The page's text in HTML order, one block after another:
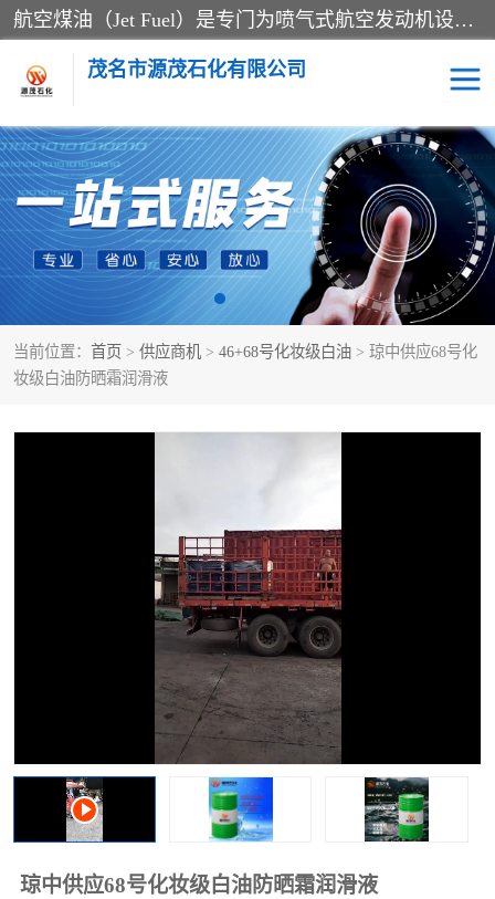
航空煤油（Jet Fuel）是专门为喷气式航空发动机设计的高纯度燃料，主要分为Jet A、Jet A-1和Jet B等类型。其特点是闪点高、低温流动性好，并添加了抗静电剂和抗氧化剂以确保飞行安全。航空煤油需
茂名市源茂石化有限公司
当前位置： 首页 > 供应商机 > 46+68号化妆级白油 > 琼中供应68号化
妆级白油防晒霜润滑液
琼中供应68号化妆级白油防晒霜润滑液
RP3航空煤油 D20+D30溶剂油
D40+D60溶剂油 D80+D100溶剂油
6号+120号溶剂油 260号溶剂油
异构烷烃 天然乳胶